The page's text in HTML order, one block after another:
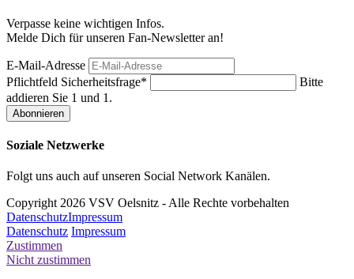
Verpasse keine wichtigen Infos.
Melde Dich für unseren Fan-Newsletter an!
E-Mail-Adresse
Pflichtfeld Sicherheitsfrage*
Bitte
addieren Sie 1 und 1.
Soziale Netzwerke
Folgt uns auch auf unseren Social Network Kanälen.
Copyright 2026 VSV Oelsnitz - Alle Rechte vorbehalten
DatenschutzImpressum
Datenschutz Impressum
Zustimmen
Nicht zustimmen